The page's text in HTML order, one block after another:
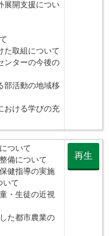
開支援につい
取組について
ターの今後の
活動の地域移
ける学びの充
ついて
備について
健指導の実施
いて
・生徒の近視
た都市農業の
再生